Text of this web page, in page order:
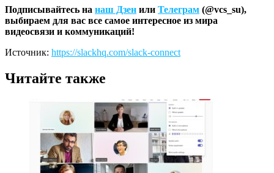
Подписывайтесь на наш Дзен или Телеграм (@vcs_su),
выбираем для вас все самое интересное из мира
видеосвязи и коммуникаций!
Источник: https://slackhq.com/slack-connect
Читайте также